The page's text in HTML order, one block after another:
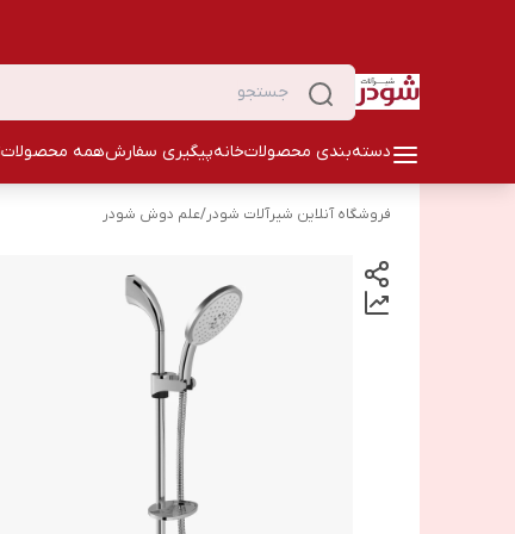
دسته‌بندی محصولاتخانهپیگیری سفارشهمه محصولات
فروشگاه آنلاین شیرآلات شودر/علم دوش شودر